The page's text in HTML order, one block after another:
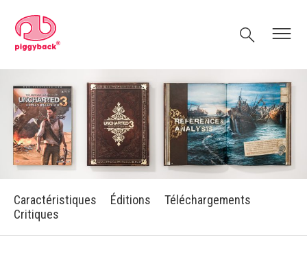
content
Piggyback.com Rechercher
Menu
Caractéristiques Éditions
Téléchargements
Critiques